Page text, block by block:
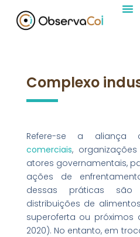
Complexo
Refere-se a
comerciais,
atores governamentais,
ações de
dessas práticas
distribuições de
superoferta ou próximos
2020). No entanto, em